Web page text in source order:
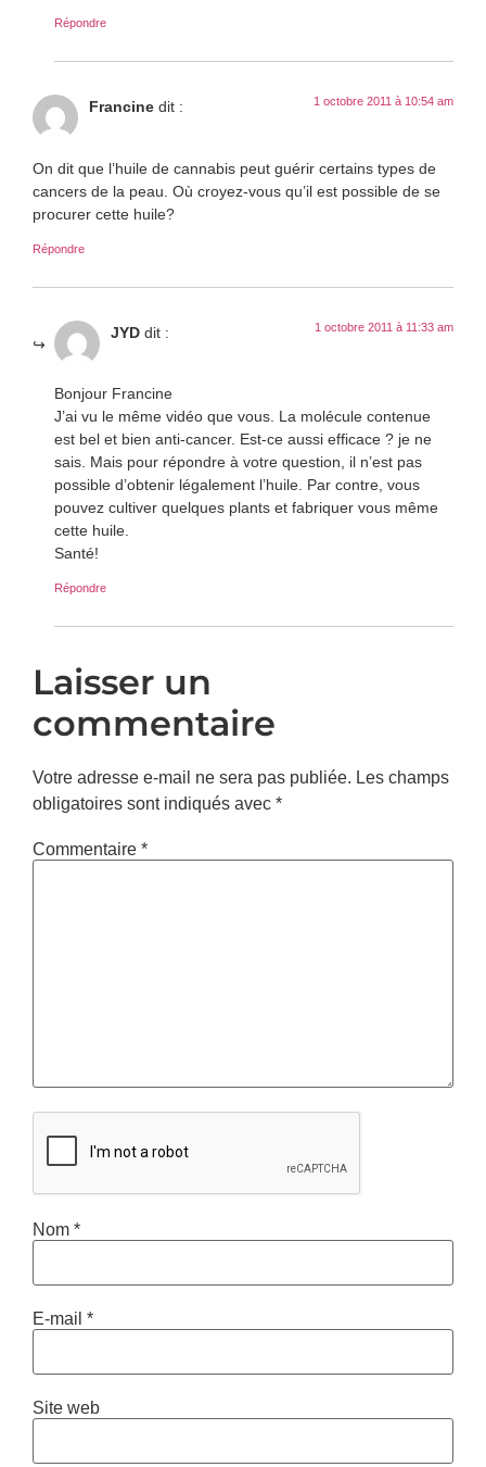
Répondre
Francine dit : 1 octobre 2011 à 10:54 am
On dit que l’huile de cannabis peut guérir certains types de
cancers de la peau. Où croyez-vous qu’il est possible de se
procurer cette huile?
Répondre
JYD dit : 1 octobre 2011 à 11:33 am
Bonjour Francine
J’ai vu le même vidéo que vous. La molécule contenue
est bel et bien anti-cancer. Est-ce aussi efficace ? je ne
sais. Mais pour répondre à votre question, il n’est pas
possible d’obtenir légalement l’huile. Par contre, vous
pouvez cultiver quelques plants et fabriquer vous même
cette huile.
Santé!
Répondre
Laisser un
commentaire
Votre adresse e-mail ne sera pas publiée. Les champs
obligatoires sont indiqués avec*
Commentaire*
Nom*
E-mail *
Site web